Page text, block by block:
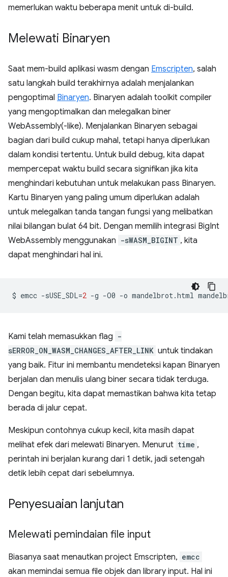
memerlukan waktu beberapa menit untuk di-build.
Melewati Binaryen
Saat mem-build aplikasi wasm dengan Emscripten, salah
satu langkah build terakhirnya adalah menjalankan
pengoptimal Binaryen. Binaryen adalah toolkit compiler
yang mengoptimalkan dan melegalkan biner
WebAssembly(-like). Menjalankan Binaryen sebagai
bagian dari build cukup mahal, tetapi hanya diperlukan
dalam kondisi tertentu. Untuk build debug, kita dapat
mempercepat waktu build secara signifikan jika kita
menghindari kebutuhan untuk melakukan pass Binaryen.
Kartu Binaryen yang paling umum diperlukan adalah
untuk melegalkan tanda tangan fungsi yang melibatkan
nilai bilangan bulat 64 bit. Dengan memilih integrasi BigInt
WebAssembly menggunakan -sWASM_BIGINT , kita
dapat menghindari hal ini.
$ emcc -sUSE_SDL=2 -g -O0 -o mandelbrot.html
Kami telah memasukkan flag -
sERROR_ON_WASM_CHANGES_AFTER_LINK untuk tindakan
yang baik. Fitur ini membantu mendeteksi kapan Binaryen
berjalan dan menulis ulang biner secara tidak terduga.
Dengan begitu, kita dapat memastikan bahwa kita tetap
berada di jalur cepat.
Meskipun contohnya cukup kecil, kita masih dapat
melihat efek dari melewati Binaryen. Menurut time ,
perintah ini berjalan kurang dari 1 detik, jadi setengah
detik lebih cepat dari sebelumnya.
Penyesuaian lanjutan
Melewati pemindaian file input
Biasanya saat menautkan project Emscripten, emcc
akan memindai semua file objek dan library input. Hal ini